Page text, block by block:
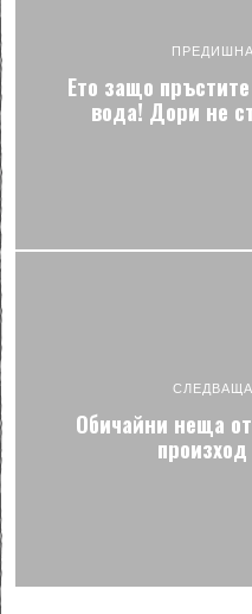
Ето защо
вода! Дори не
Обичайни неща